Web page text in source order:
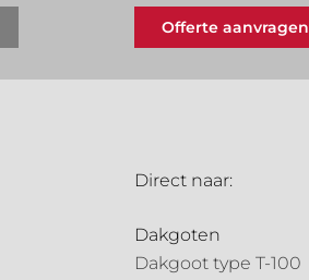
Offerte aanvragen
Direct naar:
Dakgoten
Dakgoot type T-100